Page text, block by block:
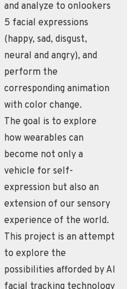
and analyze to onlookers
5 facial expressions
(happy, sad, disgust,
neural and angry), and
perform the
corresponding animation
with color change.
The goal is to explore
how wearables can
become not only a
vehicle for self-
expression but also an
extension of our sensory
experience of the world.
This project is an attempt
to explore the
possibilities afforded by AI